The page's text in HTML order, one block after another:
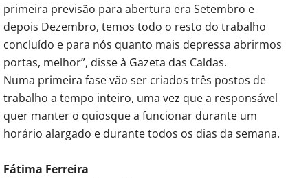
primeira previsão para abertura era Setembro e
depois Dezembro, temos todo o resto do trabalho
concluído e para nós quanto mais depressa abrirmos
portas, melhor”, disse à Gazeta das Caldas.
Numa primeira fase vão ser criados três postos de
trabalho a tempo inteiro, uma vez que a responsável
quer manter o quiosque a funcionar durante um
horário alargado e durante todos os dias da semana.
Fátima Ferreira